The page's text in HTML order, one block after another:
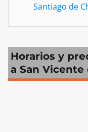
Santiago de
Horarios y
a San Vicente